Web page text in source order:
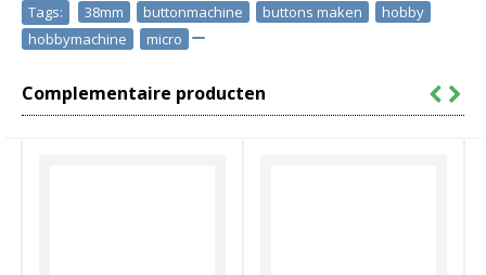
Tags: 38mm buttonmachine buttons maken hobby
hobbymachine
micro
Complementaire producten